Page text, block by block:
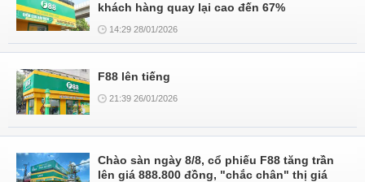
khách hàng quay lại cao đến 67%
14:29 28/01/2026
F88 lên tiếng
21:39 26/01/2026
Chào sàn ngày 8/8, cổ phiếu F88 tăng trần
lên giá 888.800 đồng, "chắc chân" thị giá